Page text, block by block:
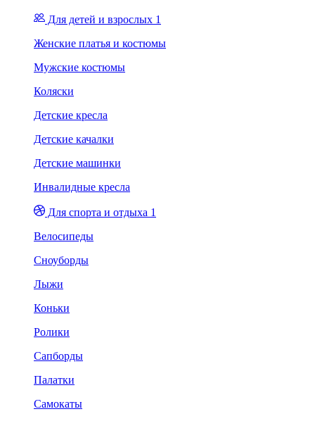
Для детей и взрослых 1
Женские платья и костюмы
Мужские костюмы
Коляски
Детские кресла
Детские качалки
Детские машинки
Инвалидные кресла
Для спорта и отдыха 1
Велосипеды
Сноуборды
Лыжи
Коньки
Ролики
Сапборды
Палатки
Самокаты